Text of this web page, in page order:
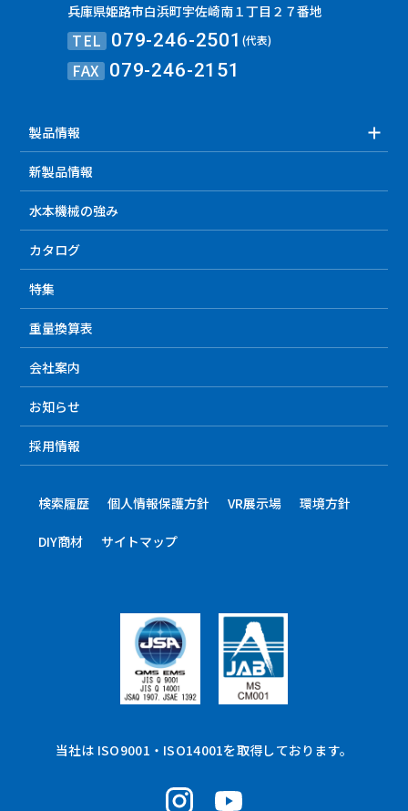
兵庫県姫路市白浜町宇佐崎南１丁目２７番地
TEL 079-246-2501(代表)
FAX 079-246-2151
製品情報
新製品情報
水本機械の強み
カタログ
特集
重量換算表
会社案内
お知らせ
採用情報
検索履歴 個人情報保護方針 VR展示場 環境方針
DIY商材 サイトマップ
当社は ISO9001・ISO14001を取得しております。